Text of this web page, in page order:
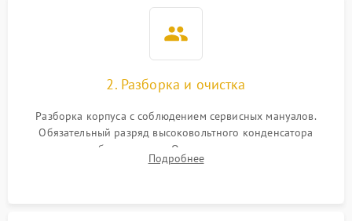
2. Разборка и очистка
Разборка корпуса с соблюдением сервисных мануалов.
Обязательный разряд высоковольтного конденсатора
вспышки для безопасности. Очистка внутренних узлов от
пыли, песка и следов влаги с помощью спецсредств.
Подробнее